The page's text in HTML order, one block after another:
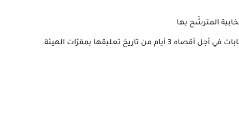
المترشّح بها
تاريخ تعليقها بمقرّات الهيئة.